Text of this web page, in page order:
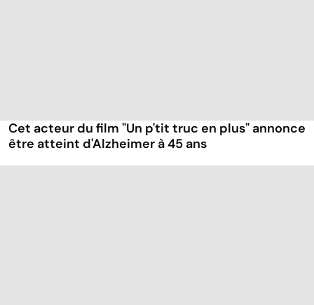
Cet acteur du film "Un p'tit truc en plus" annonce
être atteint d'Alzheimer à 45 ans